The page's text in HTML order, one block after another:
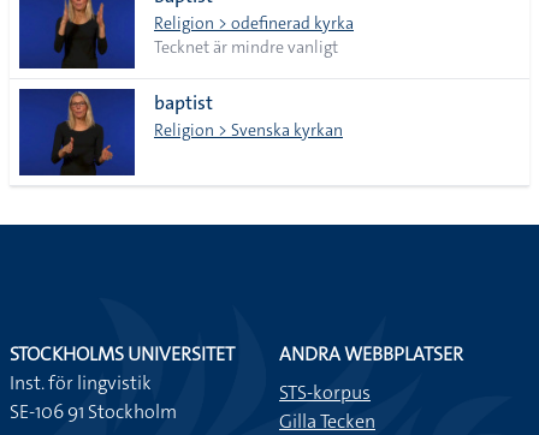
lista
Religion > odefinerad kyrka
Tecknet är mindre vanligt
baptist
Religion > Svenska kyrkan
STOCKHOLMS UNIVERSITET
Inst. för lingvistik
SE-106 91 Stockholm
ANDRA WEBBPLATSER
STS-korpus
Gilla Tecken